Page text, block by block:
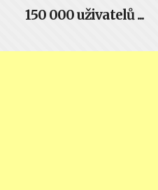
150 000 uživatelů ...